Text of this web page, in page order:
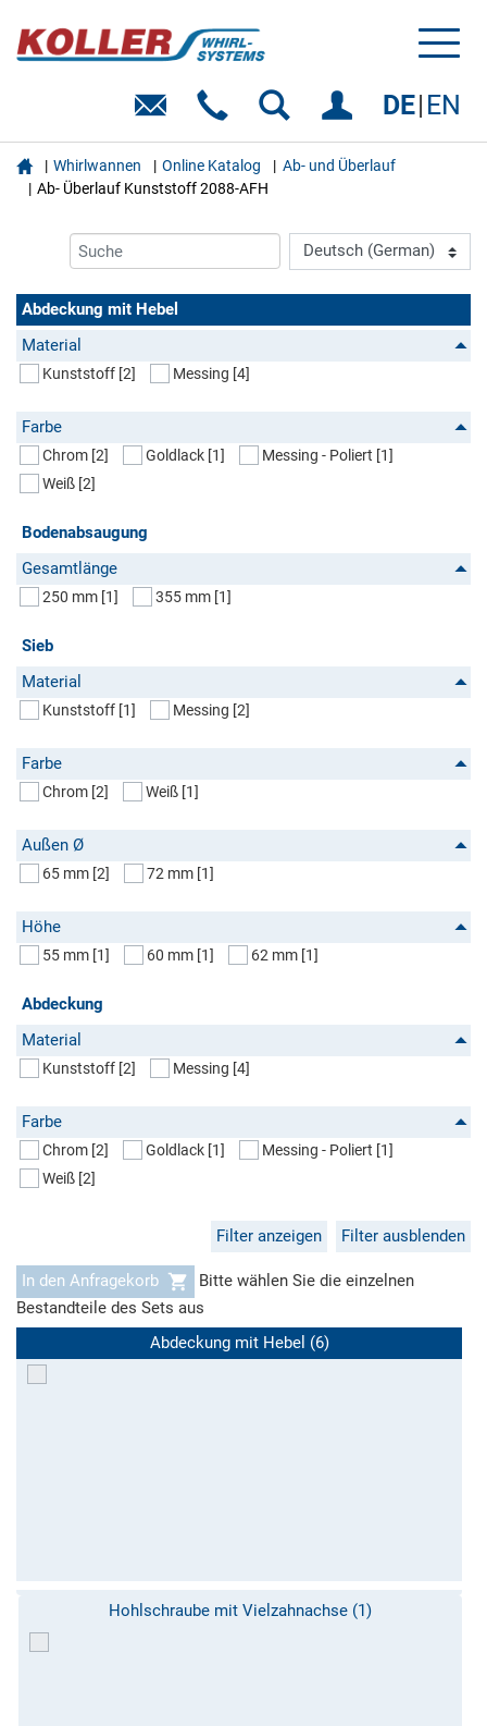
DE EN
 Whirlwannen Online Katalog
Ab- und Überlauf
Ab- Überlauf Kunststoff 2088-AFH
Abdeckung mit Hebel
Material
Kunststoff [2] Messing [4]
Farbe
Chrom [2] Goldlack [1] Messing - Poliert [1]
Weiß [2]
Bodenabsaugung
Gesamtlänge
250 mm [1] 355 mm [1]
Sieb
Material
Kunststoff [1] Messing [2]
Farbe
Chrom [2] Weiß [1]
Außen Ø
65 mm [2] 72 mm [1]
Höhe
55 mm [1] 60 mm [1] 62 mm [1]
Abdeckung
Material
Kunststoff [2] Messing [4]
Farbe
Chrom [2] Goldlack [1] Messing - Poliert [1]
Weiß [2]
Filter anzeigen Filter ausblenden
In den Anfragekorb
Bitte wählen Sie die einzelnen
Bestandteile des Sets aus
Abdeckung mit Hebel (6)
Hohlschraube mit Vielzahnachse (1)